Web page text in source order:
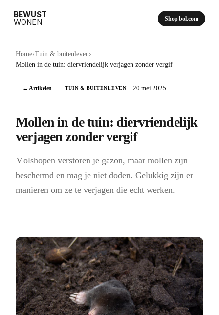
BEWUST
WONEN
Shop bol.com
Home›Tuin & buitenleven›
Mollen in de tuin: diervriendelijk verjagen zonder vergif
← Artikelen · TUIN & BUITENLEVEN ·20 mei 2025
Mollen in de tuin: diervriendelijk
verjagen zonder vergif
Molshopen verstoren je gazon, maar mollen zijn
beschermd en mag je niet doden. Gelukkig zijn er
manieren om ze te verjagen die echt werken.